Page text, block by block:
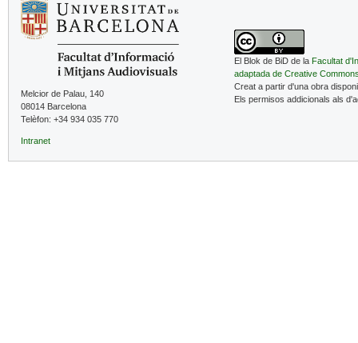
Melcior de Palau, 140
08014 Barcelona
Telèfon: +34 934 035 770
Intranet
El Blok de BiD de la Facultat
adaptada de Creative
Creat a partir d'una obra
Els permisos addicionals als